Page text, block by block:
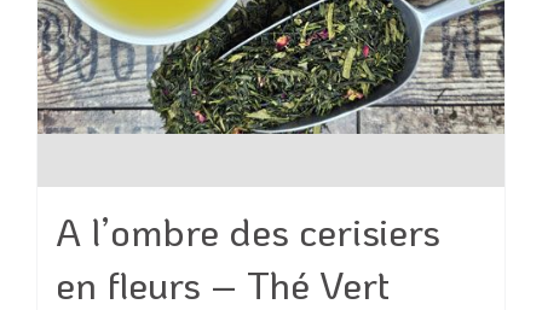
A l’ombre des cerisiers
en fleurs – Thé Vert